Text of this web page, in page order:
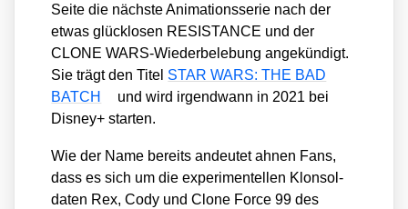
Sei­te die nächs­te Ani­ma­ti­ons­se­rie nach der
etwas glück­lo­sen RESISTANCE und der
CLONE WARS-Wie­der­be­le­bung ange­kün­digt.
Sie trägt den Titel STAR WARS: THE BAD
BATCH
und wird irgend­wann in 2021 bei
Dis­ney+ star­ten.
Wie der Name bereits andeu­tet ahnen Fans,
dass es sich um die expe­ri­men­tel­len Klon­sol­
da­ten Rex, Cody und Clo­ne Force 99 des